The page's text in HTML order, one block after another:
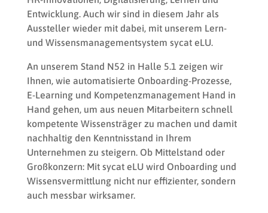
Entwicklung. Auch wir sind in diesem Jahr als
Aussteller wieder mit dabei, mit unserem Lern-
und Wissensmanagementsystem sycat eLU.
An unserem Stand N52 in Halle 5.1 zeigen wir
Ihnen, wie automatisierte Onboarding-Prozesse,
E-Learning und Kompetenzmanagement Hand in
Hand gehen, um aus neuen Mitarbeitern schnell
kompetente Wissensträger zu machen und damit
nachhaltig den Kenntnisstand in Ihrem
Unternehmen zu steigern. Ob Mittelstand oder
Großkonzern: Mit sycat eLU wird Onboarding und
Wissensvermittlung nicht nur effizienter, sondern
auch messbar wirksamer.